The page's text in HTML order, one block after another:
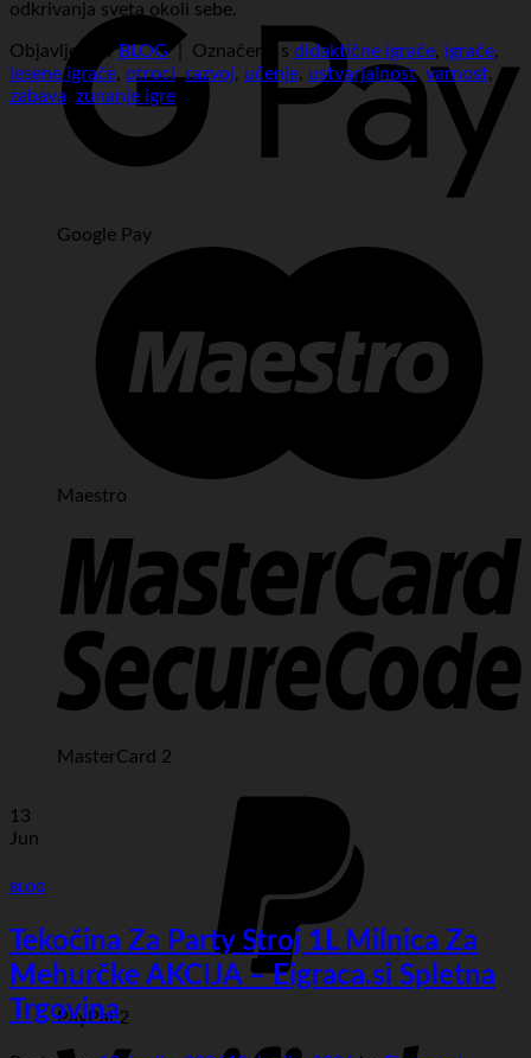
Google Pay
Maestro
MasterCard 2
PayPal 2
odkrivanja sveta okoli sebe.
Objavljeno vBLOG | Označeno s didaktične igrače, igrače,
lesene igrače, otroci,razvoj, učenje, ustvarjalnost, varnost,
zabava zunanje igre
13
Jun
BLOG
Tekočina Za Party Stroj 1L Milnica Za
Mehurčke AKCIJA – Eigraca.si Spletna
Trgovina